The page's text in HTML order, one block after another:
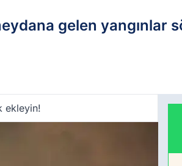
gelen yangınlar
ekleyin!